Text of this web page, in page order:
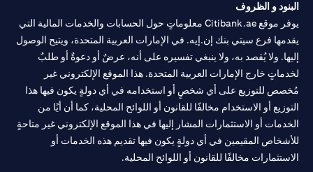
البنود و الظروف
يوفر موقع Citibank.ae معلوماتٍ حول الحسابات والخدمات المالية التي
يقدمها فرع سيتي بنك إن.إيه. في الإمارات العربية المتحدة، ويتيح الوصول
إليها. ولا يُقصد به، ولا ينبغي تفسيره على أنه، عرضٌ أو دعوةٌ أو طلبٌ
لخدماتٍ خارج الإمارات العربية المتحدة. هذا الموقع الإلكتروني غير
مُخصص للتوزيع على أي شخصٍ أو استخدامه في أي دولةٍ يكون فيها هذا
التوزيع أو الاستخدام مخالفًا للقانون أو اللوائح المحلية، كما أن أيًا من
الخدمات أو الاستثمارات المشار إليها في هذا الموقع الإلكتروني غير متاحةٍ
للأشخاص المقيمين في أي دولةٍ يكون فيها تقديم هذه الخدمات أو
الاستثمارات مخالفًا للقانون أو اللوائح المحلية.